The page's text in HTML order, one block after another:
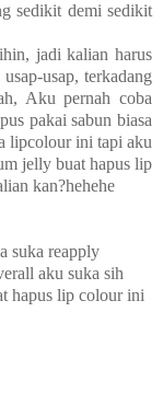
sedikit demi sedikit
jadi kalian harus
usap, terkadang
Aku pernah coba
pakai sabun biasa
lipcolour ini tapi aku
jelly buat hapus lip
kan?hehehe
suka reapply
aku suka sih
hapus lip colour ini